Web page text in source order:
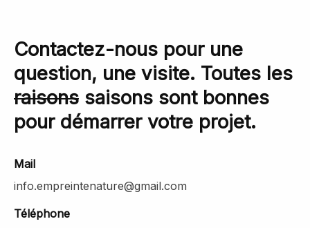
Contactez-nous pour une
question, une visite. Toutes les
raisons saisons sont bonnes
pour démarrer votre projet.
Mail
info.empreintenature@gmail.com
Téléphone